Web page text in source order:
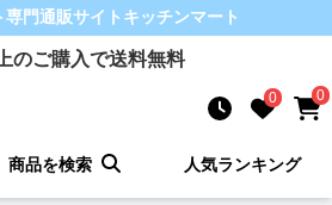
専門通販サイト キッチンマート
のご購入で送料無料
0 0
商品を検索 人気ランキング